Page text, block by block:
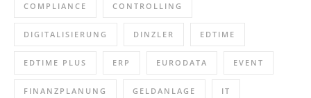
COMPLIANCE CONTROLLING
DIGITALISIERUNG DINZLER EDTIME
EDTIME PLUS ERP EURODATA EVENT
FINANZPLANUNG GELDANLAGE IT